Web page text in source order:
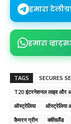
हमारा
हमारा
TAGS
SECURES
T20 इंटरनेशनल लाइव और
ऑस्ट्रेलिया
ऑस्ट्रेलिया
कैमरन ग्रीन
क्वींसलैंड